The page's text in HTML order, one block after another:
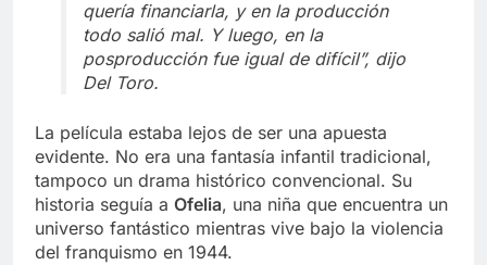
quería financiarla, y en la producción
todo salió mal. Y luego, en la
posproducción fue igual de difícil”, dijo
Del Toro.
La película estaba lejos de ser una apuesta
evidente. No era una fantasía infantil tradicional,
tampoco un drama histórico convencional. Su
historia seguía a Ofelia, una niña que encuentra un
universo fantástico mientras vive bajo la violencia
del franquismo en 1944.